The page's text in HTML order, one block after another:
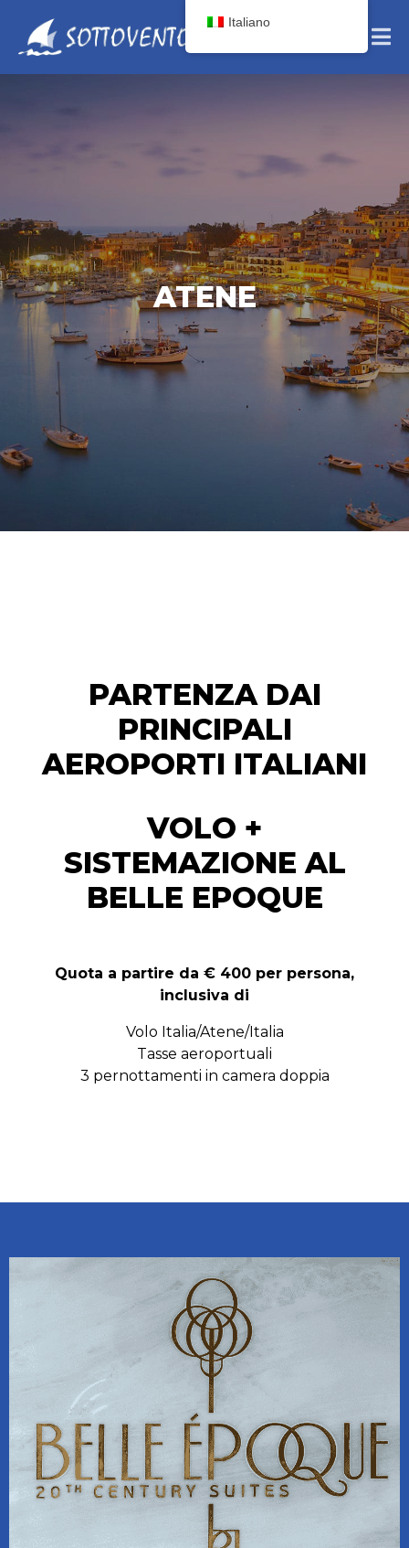
ATENE
PARTENZA DAI
PRINCIPALI
AEROPORTI ITALIANI
VOLO +
SISTEMAZIONE AL
BELLE EPOQUE
Quota a partire da € 400 per persona,
inclusiva di
Volo Italia/Atene/Italia
Tasse aeroportuali
3 pernottamenti in camera doppia
Italiano